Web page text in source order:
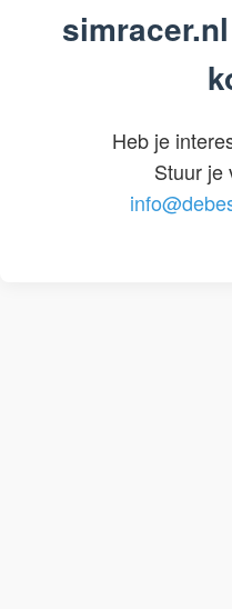
Heb je
Stuur je